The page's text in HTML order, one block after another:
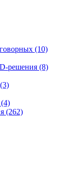
(10)
решения (8)
(3)
(4)
(262)